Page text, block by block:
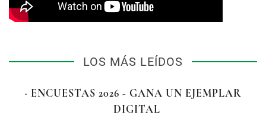
LOS MÁS LEÍDOS
· ENCUESTAS 2026 - GANA UN EJEMPLAR
DIGITAL